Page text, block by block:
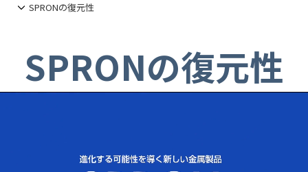
SPRONの復元性
SPRONの復元性